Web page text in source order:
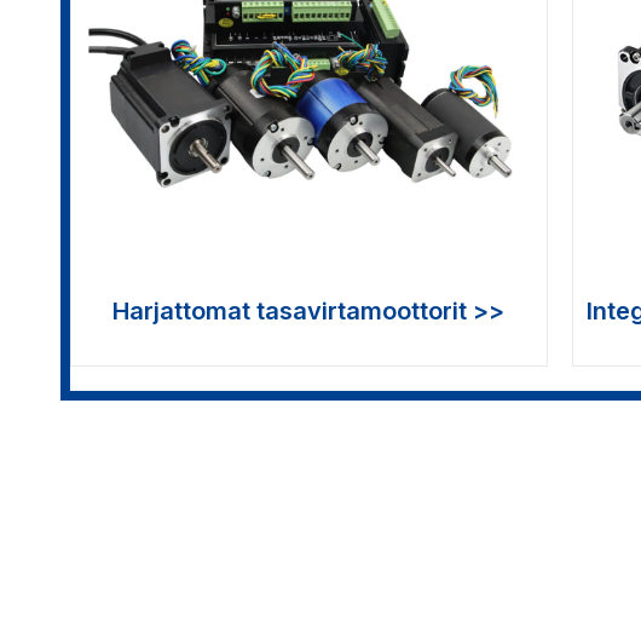
Harjattomat tasavirtamoottorit >>